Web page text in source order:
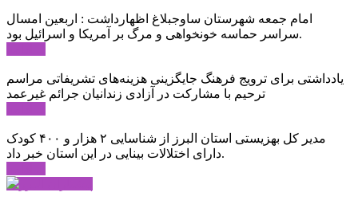
امام جمعه شهرستان ساوجبلاغ اظهارداشت : اربعین امسال
سراسر حماسه خونخواهی و مرگ بر آمریکا و اسرائیل بود.
یادداشتی برای ترویج فرهنگ جایگزینی هزینه‌های تشریفاتی مراسم
ترحیم با مشارکت در آزادی زندانیان جرائم غیرعمد
مدیر کل بهزیستی استان البرز از شناسایی ۲ هزار و ۴۰۰ کودک
دارای اختلالات بینایی در این استان خبر داد.